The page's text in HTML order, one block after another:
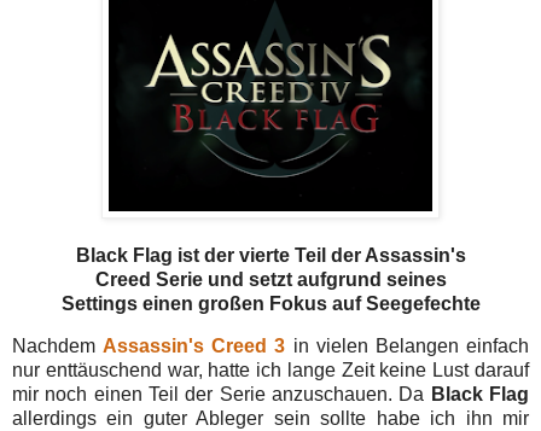
Black Flag ist der vierte Teil der Assassin's
Creed Serie und setzt aufgrund seines
Settings einen großen Fokus auf Seegefechte
NachdemAssassin's Creed 3 in vielen Belangen einfach
nur enttäuschend war, hatte ich lange Zeit keine Lust darauf
mir noch einen Teil der Serie anzuschauen. Da Black Flag
allerdings ein guter Ableger sein sollte habe ich ihn mir